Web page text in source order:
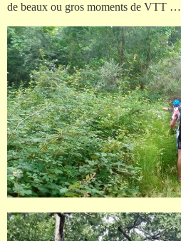
de beaux ou gros moments de VTT …